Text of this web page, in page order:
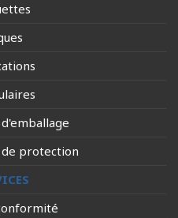
protection